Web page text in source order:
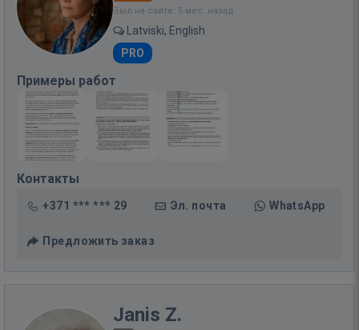
Был на сайте: 5 мес. назад
Latviski, English
PRO
Примеры работ
Контакты
+371 *** *** 29 Эл. почта WhatsApp
Предложить заказ
Janis Z.